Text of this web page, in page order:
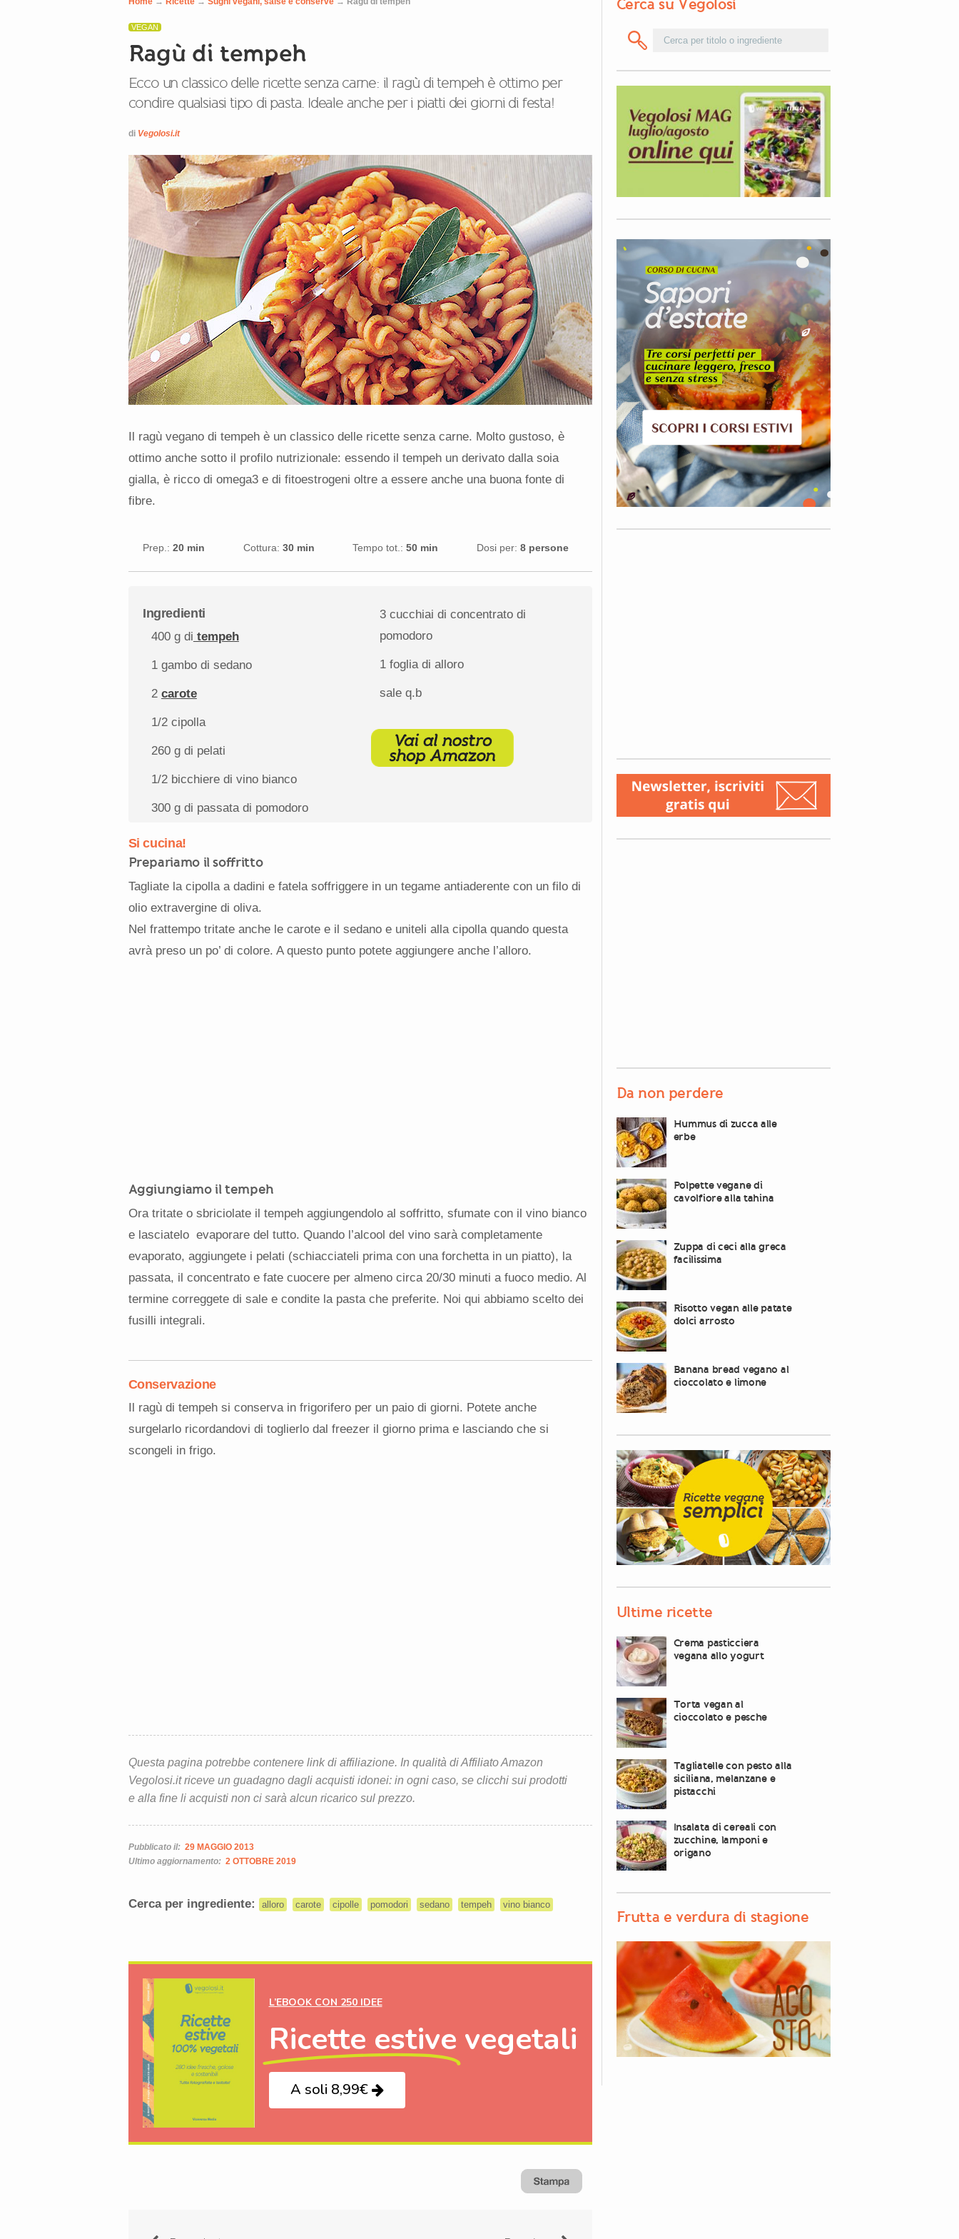
VEGAN
Ragù di tempeh
Ecco un classico delle ricette senza carne: il ragù di tempeh è ottimo per
condire qualsiasi tipo di pasta. Ideale anche per i piatti dei giorni di festa!
di Vegolosi.it
Il ragù vegano di tempeh è un classico delle ricette senza carne. Molto gustoso, è
ottimo anche sotto il profilo nutrizionale: essendo il tempeh un derivato dalla soia
gialla, è ricco di omega3 e di fitoestrogeni oltre a essere anche una buona fonte di
fibre.
Prep.: 20 min Cottura: 30 min Tempo tot.: 50 min Dosi per: 8 persone
Ingredienti
400 gdi tempeh
1gambo di sedano
2 carote
1/2cipolla
260 gdi pelati
1/2bicchiere di vino bianco
300 gdi passata di pomodoro
3cucchiai di concentrato di
pomodoro
1foglia di alloro
sale q.b
Si cucina!
Prepariamo il soffritto
Tagliate la cipolla a dadini e fatela soffriggere in un tegame antiaderente con un filo di
olio extravergine di oliva.
Nel frattempo tritate anche le carote e il sedano e uniteli alla cipolla quando questa
avrà preso un po’ di colore. A questo punto potete aggiungere anche l’alloro.
Aggiungiamo il tempeh
Ora tritate o sbriciolate il tempeh aggiungendolo al soffritto, sfumate con il vino bianco
e lasciatelo evaporare del tutto. Quando l’alcool del vino sarà completamente
evaporato, aggiungete i pelati (schiacciateli prima con una forchetta in un piatto), la
passata, il concentrato e fate cuocere per almeno circa 20/30 minuti a fuoco medio. Al
termine correggete di sale e condite la pasta che preferite. Noi qui abbiamo scelto dei
fusilli integrali.
Conservazione
Il ragù di tempeh si conserva in frigorifero per un paio di giorni. Potete anche
surgelarlo ricordandovi di toglierlo dal freezer il giorno prima e lasciando che si
scongeli in frigo.
Questa pagina potrebbe contenere link di affiliazione. In qualità di Affiliato Amazon
Vegolosi.it riceve un guadagno dagli acquisti idonei: in ogni caso, se clicchi sui prodotti
e alla fine li acquisti non ci sarà alcun ricarico sul prezzo.
Pubblicato il: 29 MAGGIO 2013
Ultimo aggiornamento: 2 OTTOBRE 2019
Cerca per ingrediente: alloro carote cipolle pomodori sedano tempeh vino bianco
L’EBOOK CON 250 IDEE
Ricette estive vegetali
A soli 8,99€
Cerca su Vegolosi
Da non perdere
Hummus di zucca alle
erbe
Polpette vegane di
cavolfiore alla tahina
Zuppa di ceci alla greca
facilissima
Risotto vegan alle patate
dolci arrosto
Banana bread vegano al
cioccolato e limone
Ultime ricette
Crema pasticciera
vegana allo yogurt
Torta vegan al
cioccolato e pesche
Tagliatelle con pesto alla
siciliana, melanzane e
pistacchi
Insalata di cereali con
zucchine, lamponi e
origano
Frutta e verdura di stagione